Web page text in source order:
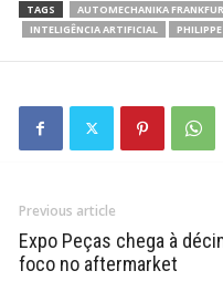
TAGS AUTOMECHANIKA
INTELIGÊNCIA ARTIFICIAL
Previous article
Expo Peças chega à
foco no aftermarket